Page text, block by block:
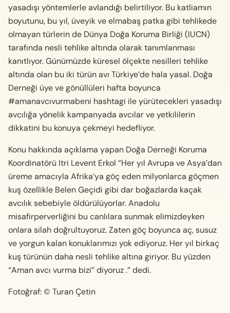
yasadışı yöntemlerle avlandığı belirtiliyor. Bu katliamın
boyutunu, bu yıl, üveyik ve elmabaş patka gibi tehlikede
olmayan türlerin de Dünya Doğa Koruma Birliği (IUCN)
tarafında nesli tehlike altında olarak tanımlanması
kanıtlıyor. Günümüzde küresel ölçekte nesilleri tehlike
altında olan bu iki türün avı Türkiye’de hala yasal. Doğa
Derneği üye ve gönüllüleri hafta boyunca
#amanavcıvurmabeni hashtagi ile yürütecekleri yasadışı
avcılığa yönelik kampanyada avcılar ve yetkililerin
dikkatini bu konuya çekmeyi hedefliyor.
Konu hakkında açıklama yapan Doğa Derneği Koruma
Koordinatörü Itri Levent Erkol “Her yıl Avrupa ve Asya’dan
üreme amacıyla Afrika’ya göç eden milyonlarca göçmen
kuş özellikle Belen Geçidi gibi dar boğazlarda kaçak
avcılık sebebiyle öldürülüyorlar. Anadolu
misafirperverliğini bu canlılara sunmak elimizdeyken
onlara silah doğrultuyoruz. Zaten göç boyunca aç, susuz
ve yorgun kalan konuklarımızı yok ediyoruz. Her yıl birkaç
kuş türünün daha nesli tehlike altına giriyor. Bu yüzden
“Aman avcı vurma bizi” diyoruz .” dedi.
Fotoğraf: © Turan Çetin